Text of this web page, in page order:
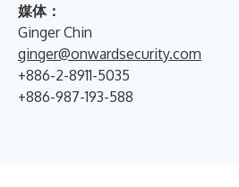
媒体：
Ginger Chin
ginger@onwardsecurity.com
+886-2-8911-5035
+886-987-193-588